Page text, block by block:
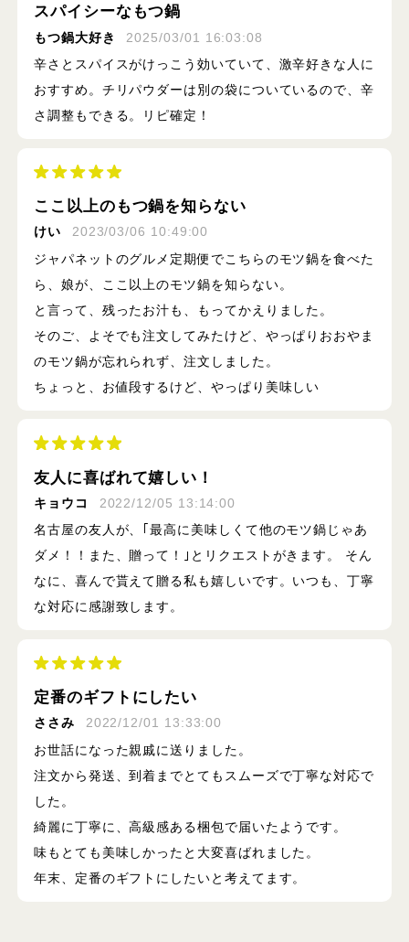
スパイシーなもつ鍋
もつ鍋大好き
2025/03/01 16:03:08
辛さとスパイスがけっこう効いていて、激辛好きな人に
おすすめ。チリパウダーは別の袋についているので、辛
さ調整もできる。リピ確定！
ここ以上のもつ鍋を知らない
けい
2023/03/06 10:49:00
ジャパネットのグルメ定期便でこちらのモツ鍋を食べた
ら、娘が、ここ以上のモツ鍋を知らない。
と言って、残ったお汁も、もってかえりました。
そのご、よそでも注文してみたけど、やっぱりおおやま
のモツ鍋が忘れられず、注文しました。
ちょっと、お値段するけど、やっぱり美味しい
友人に喜ばれて嬉しい！
キョウコ
2022/12/05 13:14:00
名古屋の友人が、｢最高に美味しくて他のモツ鍋じゃあ
ダメ！！また、贈って！｣とリクエストがきます。 そん
なに、喜んで貰えて贈る私も嬉しいです。いつも、丁寧
な対応に感謝致します。
定番のギフトにしたい
ささみ
2022/12/01 13:33:00
お世話になった親戚に送りました。
注文から発送、到着までとてもスムーズで丁寧な対応で
した。
綺麗に丁寧に、高級感ある梱包で届いたようです。
味もとても美味しかったと大変喜ばれました。
年末、定番のギフトにしたいと考えてます。